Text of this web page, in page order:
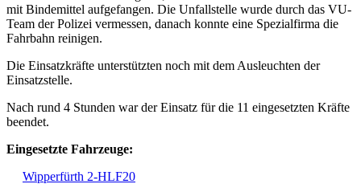
mit Bindemittel aufgefangen. Die Unfallstelle wurde durch das VU-
Team der Polizei vermessen, danach konnte eine Spezialfirma die
Fahrbahn reinigen.
Die Einsatzkräfte unterstützten noch mit dem Ausleuchten der
Einsatzstelle.
Nach rund 4 Stunden war der Einsatz für die 11 eingesetzten Kräfte
beendet.
Eingesetzte Fahrzeuge:
Wipperfürth 2-HLF20